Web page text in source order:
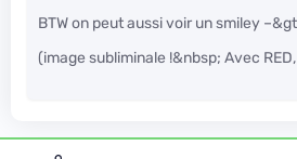
BTW on peut aussi voir un smiley
(image subliminale !&nbsp; Avec